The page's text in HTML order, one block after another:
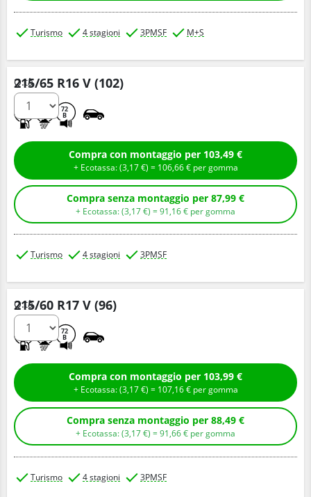
Turismo 4 stagioni 3PMSF M+S
215/65 R16 V (102)
72
B
Q.tà
Compra con montaggio per 103,49 €
+ Ecotassa: (3,17€ ) = 106,66€ per gomma
Compra senza montaggio per 87,99 €
+ Ecotassa: (3,17€ ) =91,16€ per gomma
Turismo 4 stagioni 3PMSF
215/60 R17 V (96)
72
B
Q.tà
Compra con montaggio per 103,99 €
+ Ecotassa: (3,17€ ) = 107,16€ per gomma
Compra senza montaggio per 88,49 €
+ Ecotassa: (3,17€ ) =91,66€ per gomma
Turismo 4 stagioni 3PMSF